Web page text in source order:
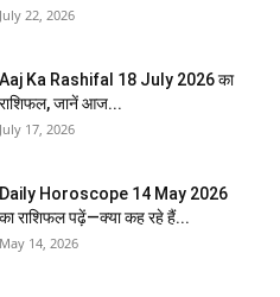
July 22, 2026
Aaj Ka Rashifal 18 July 2026 का
राशिफल, जानें आज...
July 17, 2026
Daily Horoscope 14 May 2026
का राशिफल पढ़ें—क्या कह रहे हैं...
May 14, 2026